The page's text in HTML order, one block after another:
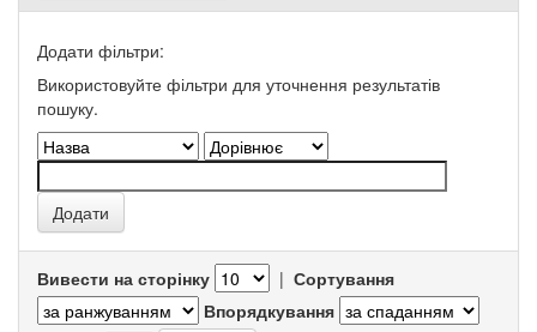
Додати фільтри:
Використовуйте фільтри для уточнення результатів
пошуку.
Вивести на сторінку | Сортування
Впорядкування